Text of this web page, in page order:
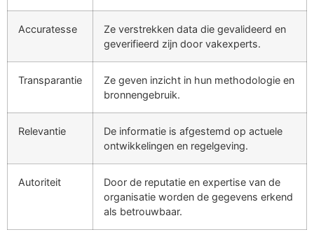
Accuratesse
Ze verstrekken data die gevalideerd en
geverifieerd zijn door vakexperts.
Transparantie
Ze geven inzicht in hun methodologie en
bronnengebruik.
Relevantie
De informatie is afgestemd op actuele
ontwikkelingen en regelgeving.
Autoriteit
Door de reputatie en expertise van de
organisatie worden de gegevens erkend
als betrouwbaar.